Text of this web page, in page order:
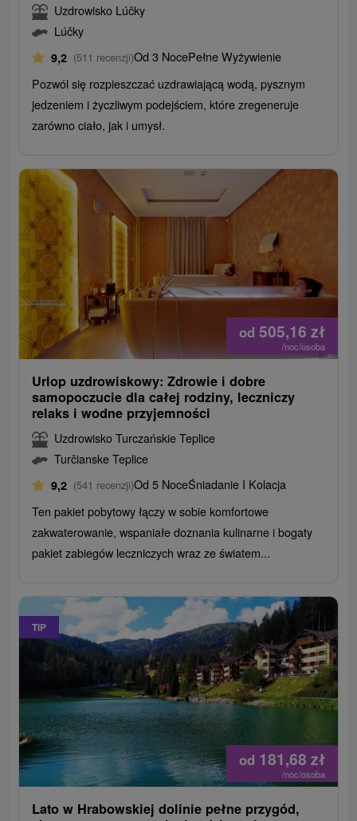
Uzdrowisko Lúčky
Lúčky
9,2 (511 recenzji)Od 3 NocePełne Wyżywienie
Pozwól się rozpieszczać uzdrawiającą wodą, pysznym
jedzeniem i życzliwym podejściem, które zregeneruje
zarówno ciało, jak i umysł.
od 505,16 zł
/noc/osoba
Urlop uzdrowiskowy: Zdrowie i dobre
samopoczucie dla całej rodziny, leczniczy
relaks i wodne przyjemności
Uzdrowisko Turczańskie Teplice
Turčianske Teplice
9,2 (541 recenzji)Od 5 NoceŚniadanie I Kolacja
Ten pakiet pobytowy łączy w sobie komfortowe
zakwaterowanie, wspaniałe doznania kulinarne i bogaty
pakiet zabiegów leczniczych wraz ze światem...
TIP
od 181,68 zł
/noc/osoba
Lato w Hrabowskiej dolinie pełne przygód,